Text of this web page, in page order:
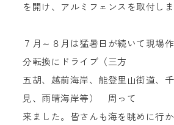
を開け、アルミフェンスを取付しま
７月～８月は猛暑日が続いて現場
分転換にドライブ（三方
五胡、越前海岸、能登里山街道、
見、雨晴海岸等） 周って
来ました。皆さんも海を眺めに行